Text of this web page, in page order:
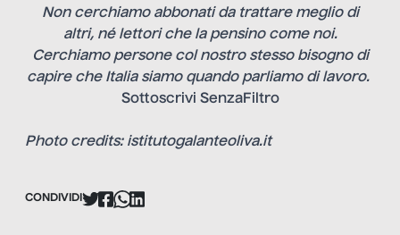
Non cerchiamo abbonati da trattare meglio di
altri, né lettori che la pensino come noi.
Cerchiamo persone col nostro stesso bisogno di
capire che Italia siamo quando parliamo di lavoro.
Sottoscrivi SenzaFiltro
Photo credits: istitutogalanteoliva.it
CONDIVIDI